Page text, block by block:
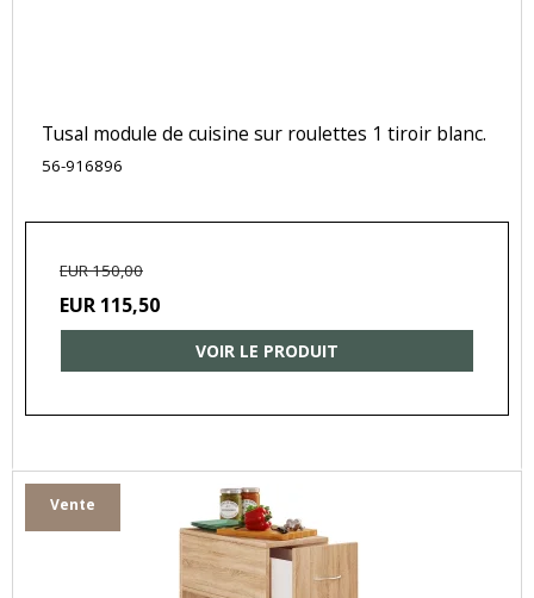
Tusal module de cuisine sur roulettes 1 tiroir blanc.
56-916896
EUR 150,00
EUR 115,50
VOIR LE PRODUIT
Vente